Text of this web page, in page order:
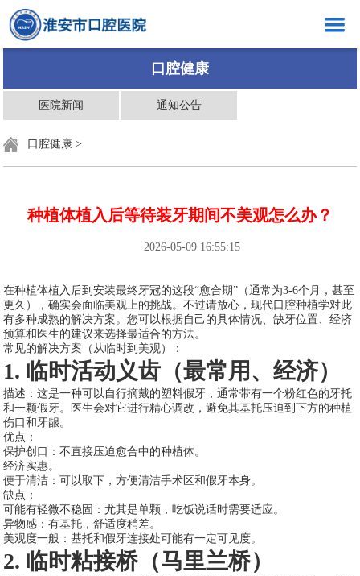
医院概况
口腔健康
就医指南
党群工作
口腔健康
医院新闻 通知公告
口腔健康 >
种植体植入后等待装牙期间不美观怎么办？
2026-05-09 16:55:15
在种植体植入后到安装最终牙冠的这段“愈合期”（通常为3-6个月，甚至
更久），确实会面临美观上的挑战。不过请放心，现代口腔种植学对此
有多种成熟的解决方案。您可以根据自己的具体情况、缺牙位置、经济
预算和医生的建议来选择最适合的方法。
常见的解决方案（从临时到美观）：
1. 临时活动义齿（最常用、经济）
描述：这是一种可以自行摘戴的塑料假牙，通常带有一个粉红色的牙托
和一颗假牙。医生会对它进行精心调改，避免其基托压迫到下方的种植
伤口和牙龈。
优点：
保护创口：不直接压迫愈合中的种植体。
经济实惠。
便于清洁：可以取下，方便清洁手术区和假牙本身。
缺点：
可能有轻微不稳固：尤其是单颗，吃饭说话时需要适应。
异物感：有基托，舒适度稍差。
美观度一般：基托和假牙连接处可能有一定可见度。
2. 临时粘接桥（马里兰桥）